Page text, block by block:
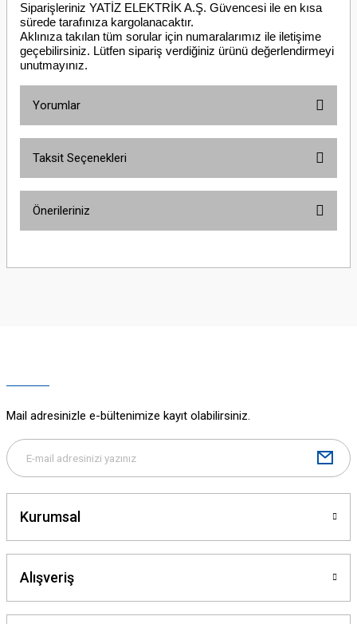
Siparişleriniz YATİZ ELEKTRİK A.Ş. Güvencesi ile en kısa
sürede tarafınıza kargolanacaktır.
Aklınıza takılan tüm sorular için numaralarımız ile iletişime
geçebilirsiniz. Lütfen sipariş verdiğiniz ürünü değerlendirmeyi
unutmayınız.
Yorumlar
Taksit Seçenekleri
Önerileriniz
yetersiz gördüğünüz noktaları öneri formunu kullanarak tarafımıza
Bu ürüne benzer farklı alternatifler olmalı.
Mail adresinizle e-bültenimize kayıt olabilirsiniz.
Kurumsal
Alışveriş